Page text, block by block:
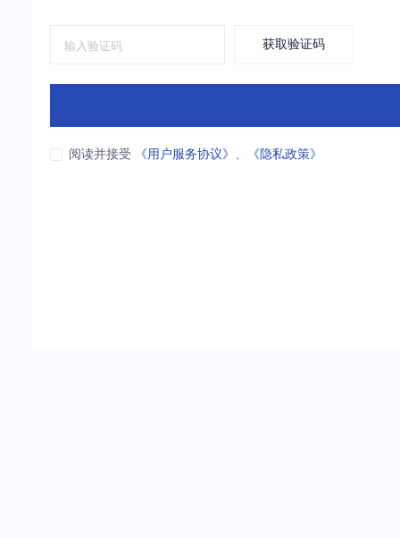
获取验证码
阅读并接受 《用户服务协议》 、 《隐私政策》